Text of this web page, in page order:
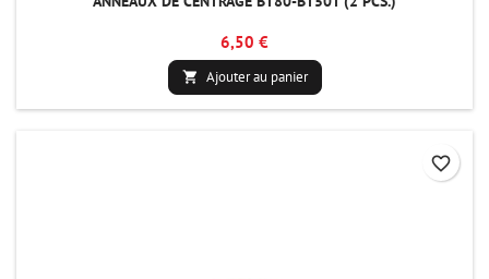
6,50 €
 Ajouter au panier
favorite_border